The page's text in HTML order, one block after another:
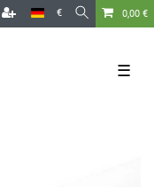
€ 0,00 €
☰